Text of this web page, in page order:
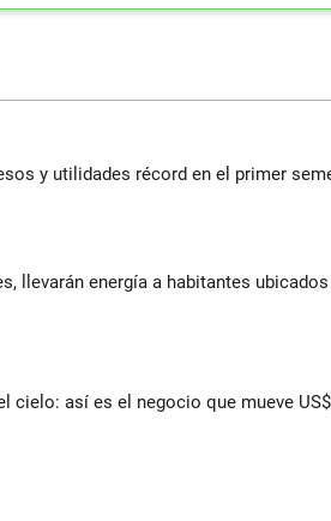
y utilidades récord en el primer
llevarán energía a habitantes
cielo: así es el negocio que mueve